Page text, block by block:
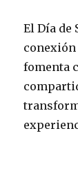
El Día de
conexión
fomenta